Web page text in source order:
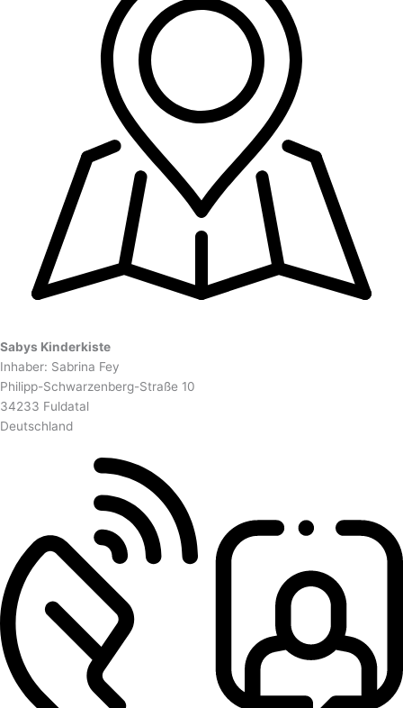
Sabys Kinderkiste
Inhaber: Sabrina Fey
Philipp-Schwarzenberg-Straße 10
34233 Fuldatal
Deutschland